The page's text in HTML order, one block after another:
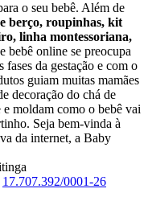
o seu bebê. Além de
berço, roupinhas, kit
linha montessoriana,
bebê online se preocupa
fases da gestação e com o
guiam muitas mamães
decoração do chá de
e moldam como o bebê vai
Seja bem-vinda à
da internet, a Baby
17.707.392/0001-26